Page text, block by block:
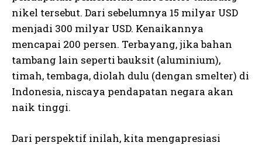
See also What's An Ido Initial Dex
Offering?
nikel tersebut. Dari sebelumnya 15 milyar USD
menjadi 300 milyar USD. Kenaikannya
mencapai 200 persen. Terbayang, jika bahan
tambang lain seperti bauksit (aluminium),
timah, tembaga, diolah dulu (dengan smelter) di
Indonesia, niscaya pendapatan negara akan
naik tinggi.
Dari perspektif inilah, kita mengapresiasi